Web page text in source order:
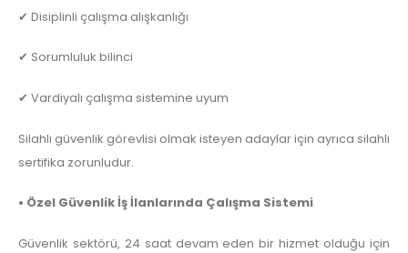
✔ Disiplinli çalışma alışkanlığı
✔ Sorumluluk bilinci
✔ Vardiyalı çalışma sistemine uyum
Silahlı güvenlik görevlisi olmak isteyen adaylar için ayrıca silahlı
sertifika zorunludur.
• Özel Güvenlik İş İlanlarında Çalışma Sistemi
Güvenlik sektörü, 24 saat devam eden bir hizmet olduğu için